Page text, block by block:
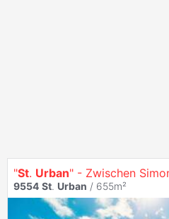
"St. Urban" - Zwischen Simonhöhe und
9554 St. Urban / 655m²